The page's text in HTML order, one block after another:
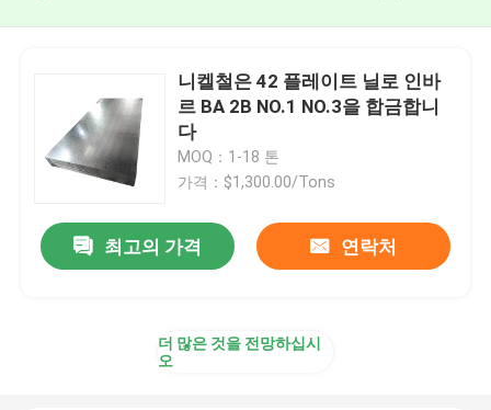
니켈철은 42 플레이트 닐로 인바
르 BA 2B NO.1 NO.3을 합금합니
다
MOQ：1-18 톤
가격：$1,300.00/Tons
최고의 가격 연락처
더 많은 것을 전망하십시
오